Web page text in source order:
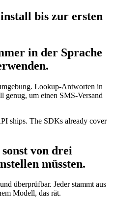
bis zur ersten
in der Sprache
Lookup-Antworten in
genug, um einen SMS-Versand
ships. The SDKs already cover
von drei
müssten.
überprüfbar. Jeder stammt aus
Modell, das rät.